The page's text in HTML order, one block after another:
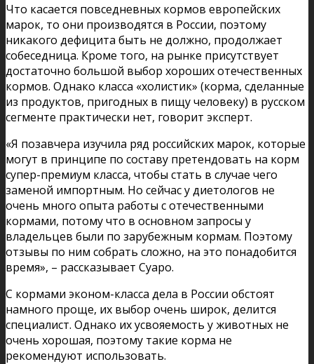
Что касается повседневных кормов европейских
марок, то они производятся в России, поэтому
никакого дефицита быть не должно, продолжает
собеседница. Кроме того, на рынке присутствует
достаточно большой выбор хороших отечественных
кормов. Однако класса «холистик» (корма, сделанные
из продуктов, пригодных в пищу человеку) в русском
сегменте практически нет, говорит эксперт.
«Я позавчера изучила ряд российских марок, которые
могут в принципе по составу претендовать на корм
супер-премиум класса, чтобы стать в случае чего
заменой импортным. Но сейчас у диетологов не
очень много опыта работы с отечественными
кормами, потому что в основном запросы у
владельцев были по зарубежным кормам. Поэтому
отзывы по ним собрать сложно, на это понадобится
время», – рассказывает Суаро.
С кормами эконом-класса дела в России обстоят
намного проще, их выбор очень широк, делится
специалист. Однако их усвояемость у животных не
очень хорошая, поэтому такие корма не
рекомендуют использовать.